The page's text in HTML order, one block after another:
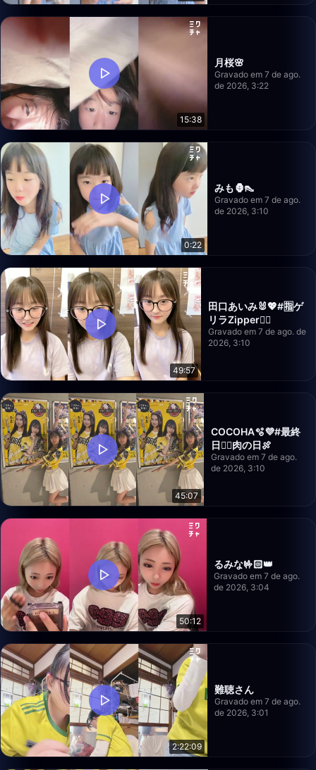
15:38
月桜🌸
Gravado em 7 de ago.
de 2026, 3:22
0:22
みも🦍👠
Gravado em 7 de ago.
de 2026, 3:10
49:57
田口あいみ🐰💖#🈯️ゲ
リラZipper❤️‍🔥
Gravado em 7 de ago. de
2026, 3:10
45:07
COCOHA🫧💜#最終
日❤️‍🔥肉の日🍖
Gravado em 7 de ago.
de 2026, 3:10
50:12
るみな🤟🏻👑
Gravado em 7 de ago.
de 2026, 3:04
2:22:09
難聴さん
Gravado em 7 de ago.
de 2026, 3:01